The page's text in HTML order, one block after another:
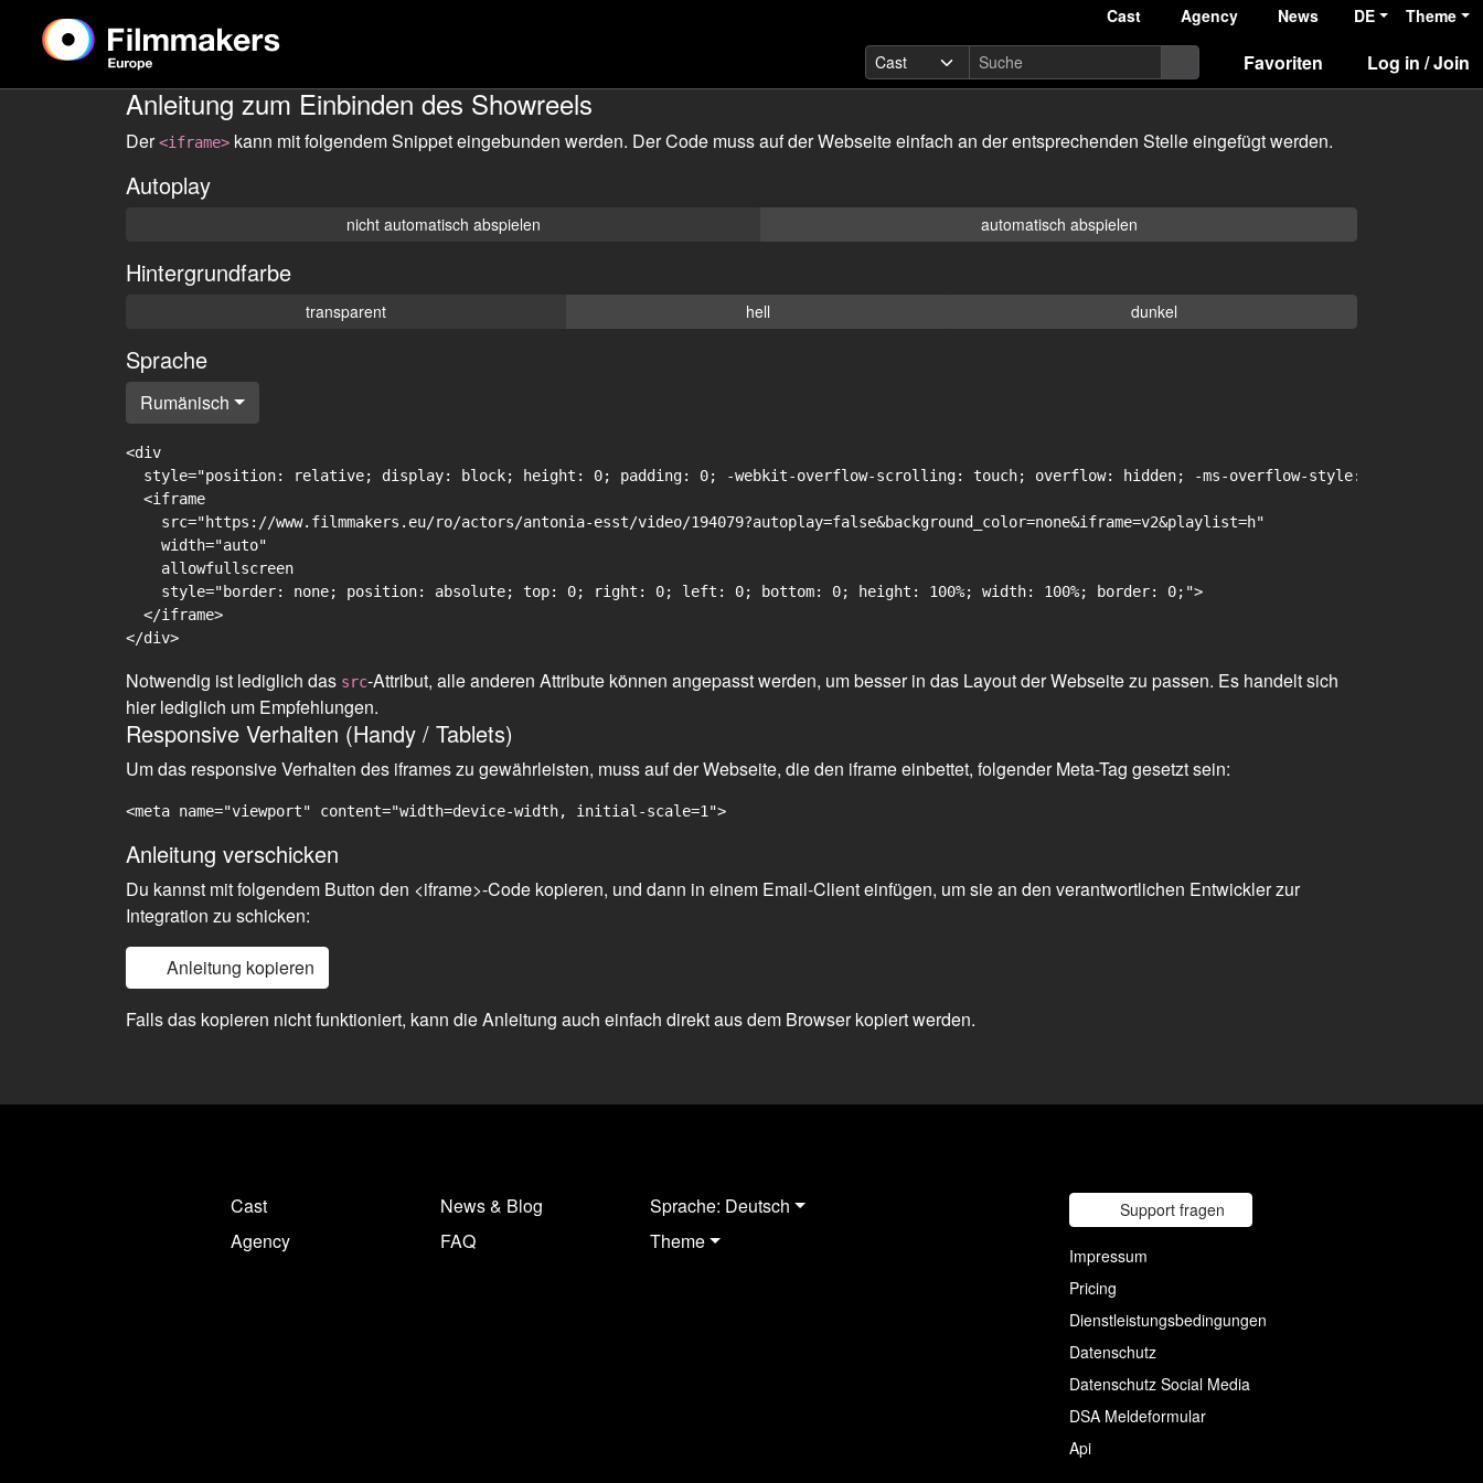
Cast Agency News DE Theme
Favoriten Log in / Join
Anleitung zum Einbinden des Showreels
Der<iframe> kann mit folgendem Snippet eingebunden werden. Der Code muss auf der Webseite einfach an der entsprechenden Stelle eingefügt werden.
Autoplay
nicht automatisch abspielen automatisch abspielen
Hintergrundfarbe
transparent hell dunkel
Sprache
Rumänisch
<div
style="position: relative; display: block; height: 0; padding: 0; -webkit-overflow-scrolling: touch; overflow: hidden; -ms-overflow-style: -ms-
  <iframe
    src="https://www.filmmakers.eu/ro/actors/antonia-esst/video/194079?autoplay=false&background_color=none&iframe=v2&playlist=h"
    width="auto"
    allowfullscreen
    style="border: none; position: absolute; top: 0; right: 0; left: 0; bottom: 0; height: 100%; width: 100%; border: 0;">
  </iframe>
Notwendig ist lediglich das src-Attribut, alle anderen Attribute können angepasst werden, um besser in das Layout der Webseite zu passen. Es handelt sich
hier lediglich um Empfehlungen.
Responsive Verhalten (Handy / Tablets)
Um das responsive Verhalten des iframes zu gewährleisten, muss auf der Webseite, die den iframe einbettet, folgender Meta-Tag gesetzt sein:
<meta name="viewport" content="width=device-width, initial-scale=1">
Anleitung verschicken
Du kannst mit folgendem Button den <iframe>-Code kopieren, und dann in einem Email-Client einfügen, um sie an den verantwortlichen Entwickler zur
Integration zu schicken:
Anleitung kopieren
Falls das kopieren nicht funktioniert, kann die Anleitung auch einfach direkt aus dem Browser kopiert werden.
Cast
Agency
News & Blog
FAQ
Sprache: Deutsch
Theme
Support fragen
Impressum
Pricing
Dienstleistungsbedingungen
Datenschutz
Datenschutz Social Media
DSA Meldeformular
Api